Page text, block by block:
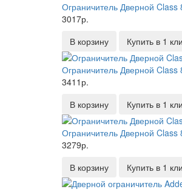
Ограничитель Дверной Class
3017р.
В корзину
Купить в 1
Ограничитель Дверной Class
3411р.
В корзину
Купить в 1
Ограничитель Дверной
3279р.
В корзину
Купить в 1